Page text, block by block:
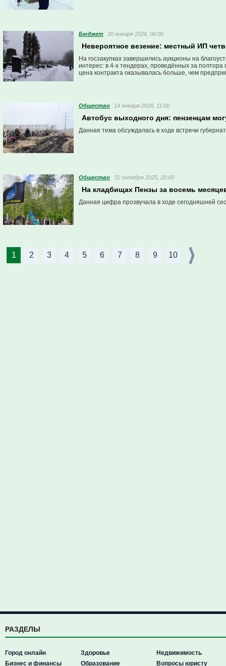
Бюджет 20 января 2026, 06:00
Невероятное везение: местный ИП
На госзакупках завершились аукционы на
интерес: в 4-х тендерах, проведённых за
цена контракта оказывалась больше, чем
Общество 14 января 2026, 11:00
Автобус выходного дня: пензенцам
Данная тема обсуждалась в ходе встречи
Общество 31 октября 2025, 20:00
На кладбищах Пензы за восемь
Данная цифра прозвучала в ходе сегодняшней
1 2 3 4 5 6 7 8 9 10
РАЗДЕЛЫ
Город онлайн
Бизнес и финансы
Здоровье
Образование
Недвижимость
Вопросы юристу